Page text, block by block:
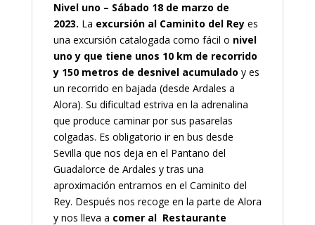
Nivel uno – Sábado 18 de marzo de
2023. La excursión al Caminito del Reyes
una excursión catalogada como fácil o nivel
uno y que tiene unos 10 km de recorrido
y 150 metros de desnivel acumulado y es
un recorrido en bajada (desde Ardales a
Alora). Su dificultad estriva en la adrenalina
que produce caminar por sus pasarelas
colgadas. Es obligatorio ir en bus desde
Sevilla que nos deja en el Pantano del
Guadalorce de Ardales y tras una
aproximación entramos en el Caminito del
Rey. Después nos recoge en la parte de Alora
y nos lleva a comer al Restaurante